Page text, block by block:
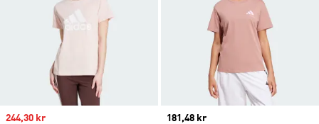
Sale price
244,30 kr Current price
181,48 kr